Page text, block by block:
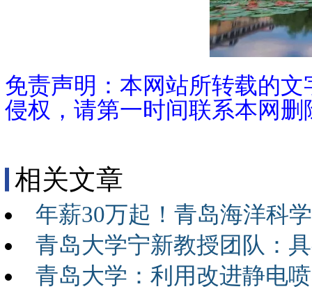
免责声明：本网站所转载的
侵权，请第一时间联系本网删
相关文章
年薪30万起！青岛海洋科
青岛大学宁新教授团队：
青岛大学：利用改进静电